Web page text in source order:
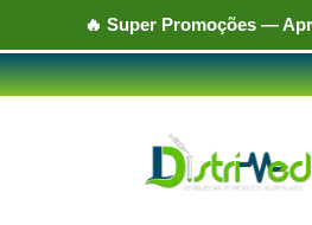
🔥 Super Promoções—